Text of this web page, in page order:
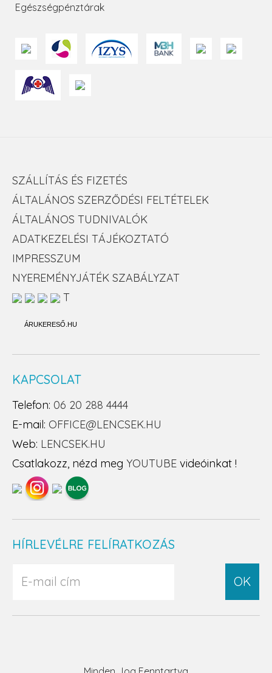
Egészségpénztárak
SZÁLLÍTÁS ÉS FIZETÉS
ÁLTALÁNOS SZERZŐDÉSI FELTÉTELEK
ÁLTALÁNOS TUDNIVALÓK
ADATKEZELÉSI TÁJÉKOZTATÓ
IMPRESSZUM
NYEREMÉNYJÁTÉK SZABÁLYZAT
T
ÁRUKERESŐ.HU
KAPCSOLAT
Telefon: 06 20 288 4444
E-mail: OFFICE@LENCSEK.HU
Web: LENCSEK.HU
Csatlakozz, nézd meg YOUTUBE videóinkat !
HÍRLEVÉLRE FELÍRATKOZÁS
OK